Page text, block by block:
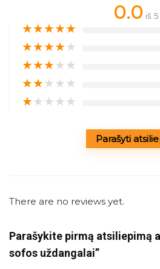
0.0 iš 5
★★★★★
★★★★★
★★★★★
★★★★★
★★★★★
Parašyti
There are no reviews yet.
Parašykite pirmą atsiliepimą
sofos uždangalai”